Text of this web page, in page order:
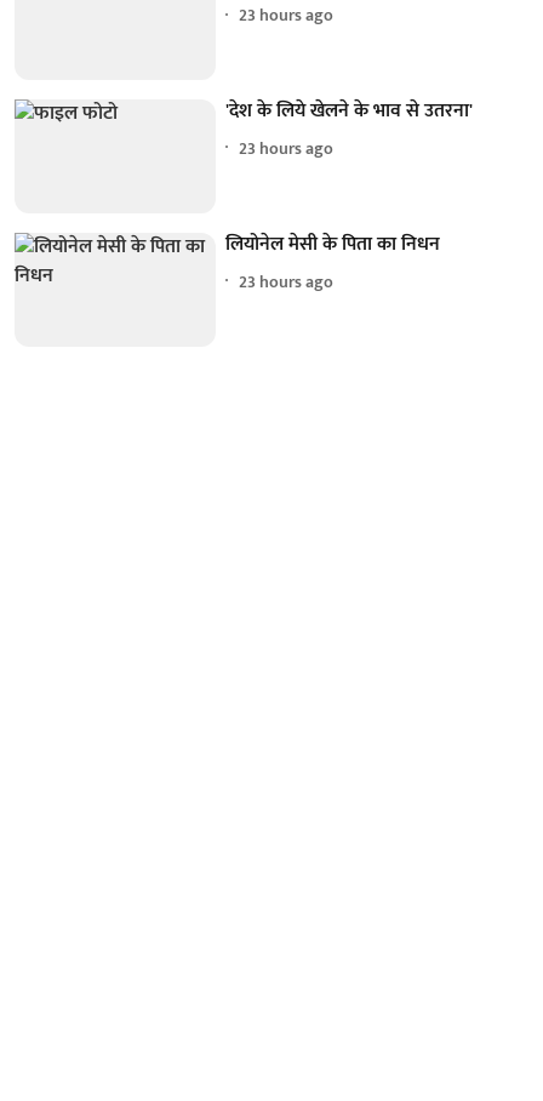
23 hours ago
'देश के लिये खेलने के भाव से उतरना'
23 hours ago
लियोनेल मेसी के पिता का निधन
23 hours ago